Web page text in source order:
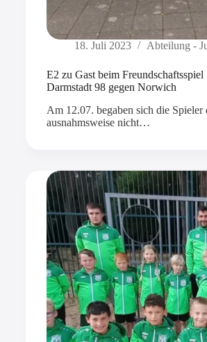
18. Juli 2023 Abteilung -
E2 zu Gast beim Freundschaftsspiel
Darmstadt 98 gegen Norwich
Am 12.07. begaben sich die Spieler
ausnahmsweise nicht…